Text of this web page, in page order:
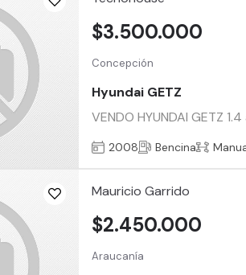
Concepción
Hyundai GETZ
VENDO HYUNDAI
$3.500.000
2008 Bencina
Mauricio Garrido
Araucanía
$2.450.000